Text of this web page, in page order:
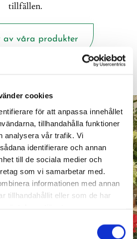
cookies
för att anpassa innehållet
tillhandahålla funktioner
analysera vår trafik. Vi
identifierare och annan
till de sociala medier och
som vi samarbetar med.
informationen med annan
tillhandahållit eller som de har
tillfällen.
av våra produkter